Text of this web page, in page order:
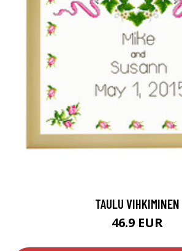
TAULU VIHKIMINEN
46.9 EUR